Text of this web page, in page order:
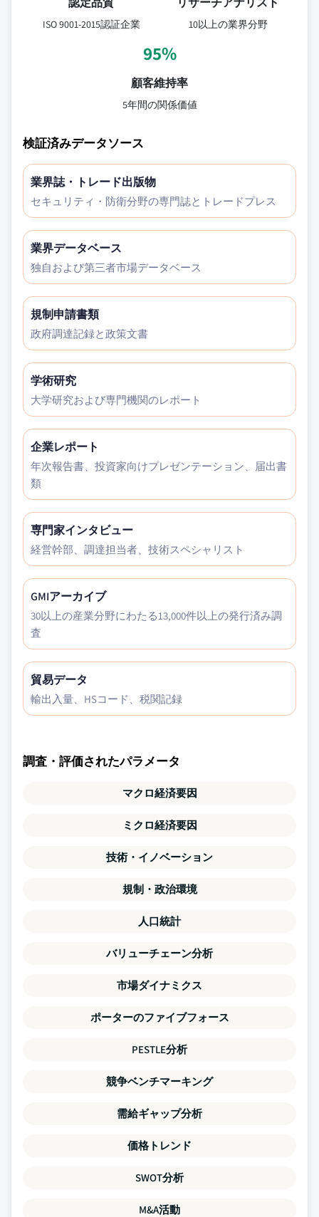
ISO 9001-2015認証企業 10以上の業界分野
95%
顧客維持率
5年間の関係価値
検証済みデータソース
業界誌・トレード出版物
セキュリティ・防衛分野の専門誌とトレードプレス
業界データベース
独自および第三者市場データベース
規制申請書類
政府調達記録と政策文書
学術研究
大学研究および専門機関のレポート
企業レポート
年次報告書、投資家向けプレゼンテーション、届出書
類
専門家インタビュー
経営幹部、調達担当者、技術スペシャリスト
GMIアーカイブ
30以上の産業分野にわたる13,000件以上の発行済み調
査
貿易データ
輸出入量、HSコード、税関記録
調査・評価されたパラメータ
マクロ経済要因
ミクロ経済要因
技術・イノベーション
規制・政治環境
人口統計
バリューチェーン分析
市場ダイナミクス
ポーターのファイブフォース
PESTLE分析
競争ベンチマーキング
需給ギャップ分析
価格トレンド
SWOT分析
M&A活動